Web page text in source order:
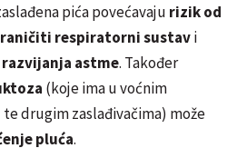
pića povećavaju rizik od
respiratorni sustavi
astme. Također
(koje ima u voćnim
drugim zaslađivačima) može
pluća.